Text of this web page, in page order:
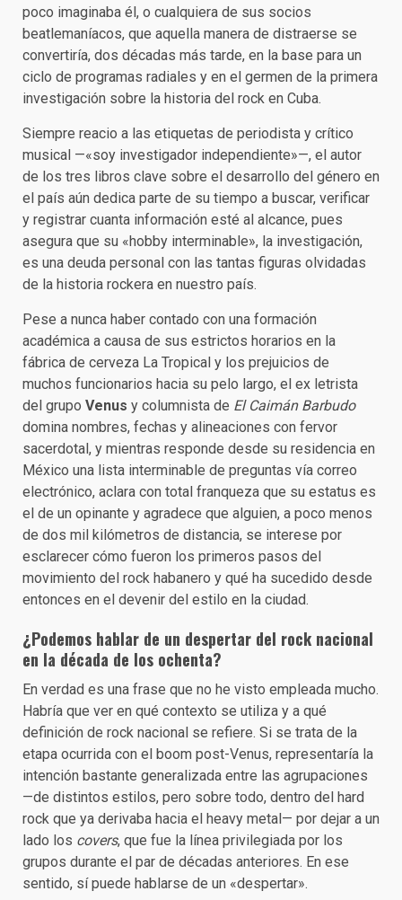
poco imaginaba él, o cualquiera de sus socios
beatlemaníacos, que aquella manera de distraerse se
convertiría, dos décadas más tarde, en la base para un
ciclo de programas radiales y en el germen de la primera
investigación sobre la historia del rock en Cuba.
Siempre reacio a las etiquetas de periodista y crítico
musical —«soy investigador independiente»—, el autor
de los tres libros clave sobre el desarrollo del género en
el país aún dedica parte de su tiempo a buscar, verificar
y registrar cuanta información esté al alcance, pues
asegura que su «hobby interminable», la investigación,
es una deuda personal con las tantas figuras olvidadas
de la historia rockera en nuestro país.
Pese a nunca haber contado con una formación
académica a causa de sus estrictos horarios en la
fábrica de cerveza La Tropical y los prejuicios de
muchos funcionarios hacia su pelo largo, el ex letrista
del grupo Venus y columnista de El Caimán Barbudo
domina nombres, fechas y alineaciones con fervor
sacerdotal, y mientras responde desde su residencia en
México una lista interminable de preguntas vía correo
electrónico, aclara con total franqueza que su estatus es
el de un opinante y agradece que alguien, a poco menos
de dos mil kilómetros de distancia, se interese por
esclarecer cómo fueron los primeros pasos del
movimiento del rock habanero y qué ha sucedido desde
entonces en el devenir del estilo en la ciudad.
¿Podemos hablar de un despertar del rock nacional
en la década de los ochenta?
En verdad es una frase que no he visto empleada mucho.
Habría que ver en qué contexto se utiliza y a qué
definición de rock nacional se refiere. Si se trata de la
etapa ocurrida con el boom post-Venus, representaría la
intención bastante generalizada entre las agrupaciones
—de distintos estilos, pero sobre todo, dentro del hard
rock que ya derivaba hacia el heavy metal— por dejar a un
lado los covers, que fue la línea privilegiada por los
grupos durante el par de décadas anteriores. En ese
sentido, sí puede hablarse de un «despertar».